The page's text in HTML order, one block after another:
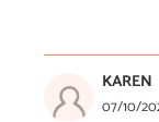
KAREN
07/10/